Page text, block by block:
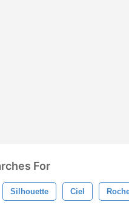
For
Silhouette Ciel